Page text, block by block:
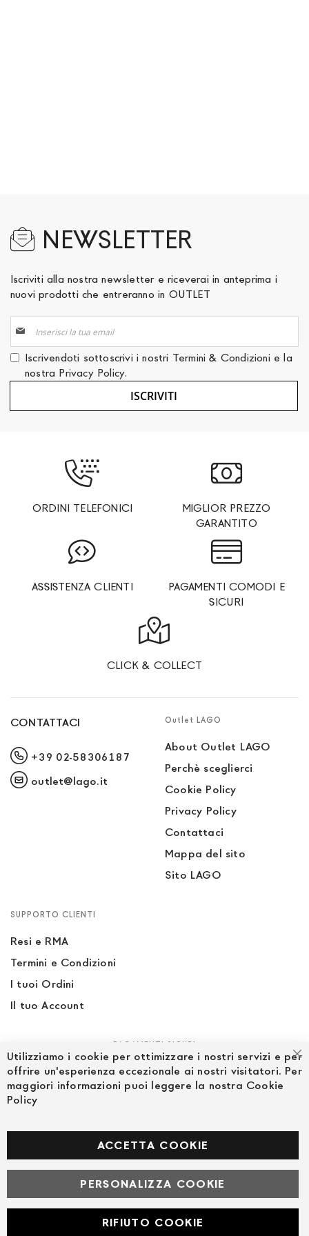
NEWSLETTER
Iscriviti alla nostra newsletter e riceverai in anteprima i
nuovi prodotti che entreranno in OUTLET
alla
nostra
Newsletter:
Iscrivendoti sottoscrivi i nostri Termini & Condizioni e la
nostra Privacy Policy.
ISCRIVITI
ORDINI TELEFONICI
MIGLIOR PREZZO
GARANTITO
ASSISTENZA CLIENTI
PAGAMENTI COMODI E
SICURI
CLICK & COLLECT
CONTATTACI
+39 02-58306187
outlet@lago.it
Outlet LAGO
About Outlet LAGO
Perchè sceglierci
Cookie Policy
Privacy Policy
Contattaci
Mappa del sito
Sito LAGO
SUPPORTO CLIENTI
Resi e RMA
Termini e Condizioni
I tuoi Ordini
Il tuo Account
PAGAMENTI SICURI
Facebook
© Powered by MAV Arreda s.r.l. | P.IVA IT05919160969
Corso Lodi, 2 | Milano - pec mavarreda@pec.it
Utilizziamo i cookie per ottimizzare i nostri servizi e per
offrire un'esperienza eccezionale ai nostri visitatori. Per
maggiori informazioni puoi leggere la nostra Cookie
Policy
ACCETTA COOKIE
PERSONALIZZA COOKIE
RIFIUTO COOKIE